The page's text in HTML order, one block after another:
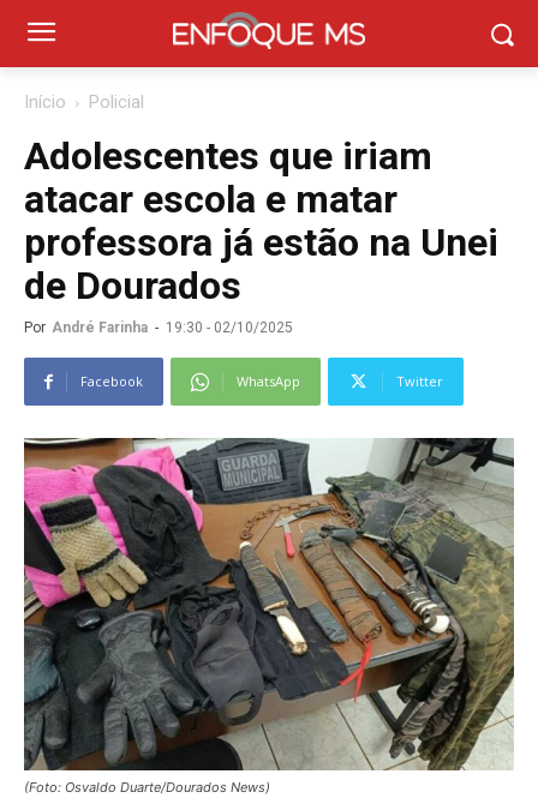
Início Policial
Adolescentes que iriam
atacar escola e matar
professora já estão na Unei
de Dourados
Por André Farinha - 19:30 - 02/10/2025
Facebook WhatsApp Twitter
(Foto: Osvaldo Duarte/Dourados News)